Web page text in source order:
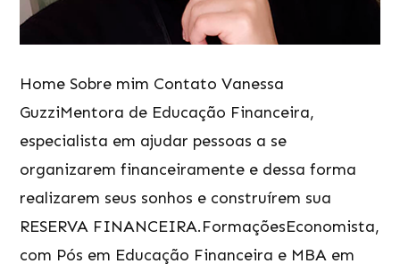
Home Sobre mim Contato Vanessa
GuzziMentora de Educação Financeira,
especialista em ajudar pessoas a se
organizarem financeiramente e dessa forma
realizarem seus sonhos e construírem sua
RESERVA FINANCEIRA.FormaçõesEconomista,
com Pós em Educação Financeira e MBA em